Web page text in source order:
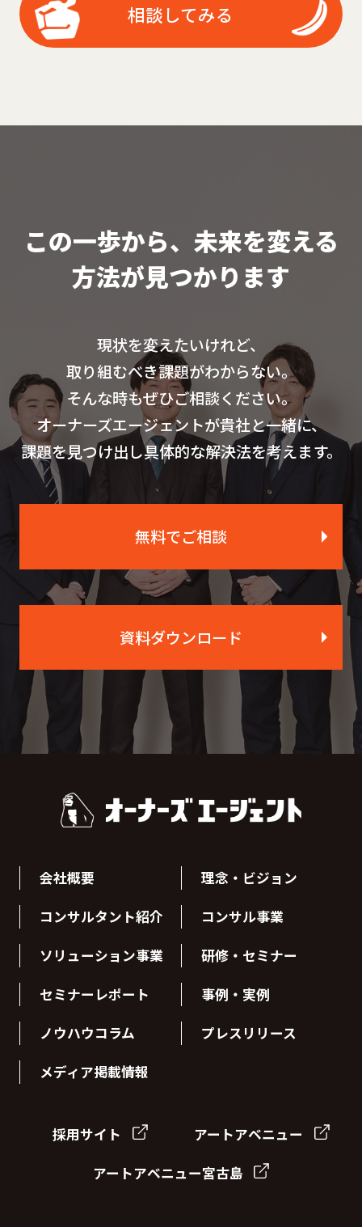
相談してみる
この一歩から、未来を変える
方法が見つかります
現状を変えたいけれど、
取り組むべき課題がわからない。
そんな時もぜひご相談ください。
オーナーズエージェントが貴社と一緒に、
課題を見つけ出し具体的な解決法を考えます。
無料でご相談
資料ダウンロード
会社概要 理念・ビジョン
コンサルタント紹介 コンサル事業
ソリューション事業 研修・セミナー
セミナーレポート 事例・実例
ノウハウコラム プレスリリース
メディア掲載情報
採用サイト アートアベニュー
アートアベニュー宮古島